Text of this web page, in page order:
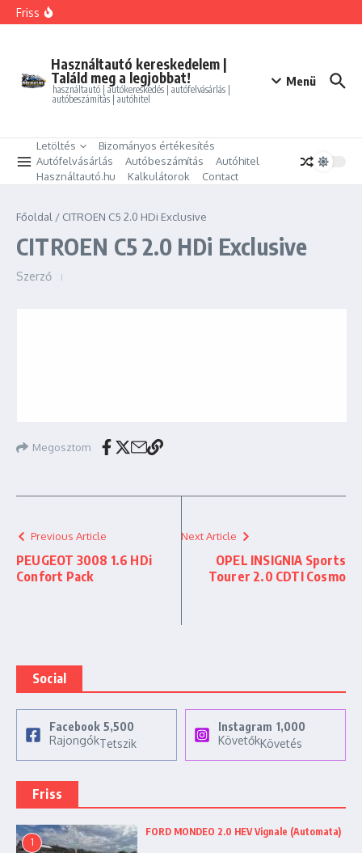
Ugrás a tartalomhoz
Friss
BMW 325i xDrive Coupe
PEUGEOT PARTNER Tepee 1.6 HDi Active
Használtautó kereskedelem |
Találd meg a legjobbat!
használtautó | autókereskedés | autófelvásárlás |
autóbeszámítás | autóhitel
Menü
Letöltés
Bizományos értékesítés
Autófelvásárlás
Autóbeszámítás
Autóhitel
Használtautó.hu
Kalkulátorok Contact
Főoldal / CITROEN C5 2.0 HDi Exclusive
CITROEN C5 2.0 HDi Exclusive
Szerző
Megosztom
Previous Article
PEUGEOT 3008 1.6 HDi
Confort Pack
Next Article
OPEL INSIGNIA Sports
Tourer 2.0 CDTI Cosmo
Social
Facebook 5,500
RajongókTetszik
Instagram 1,000
KövetőkKövetés
Friss
1
FORD MONDEO 2.0 HEV Vignale (Automata)